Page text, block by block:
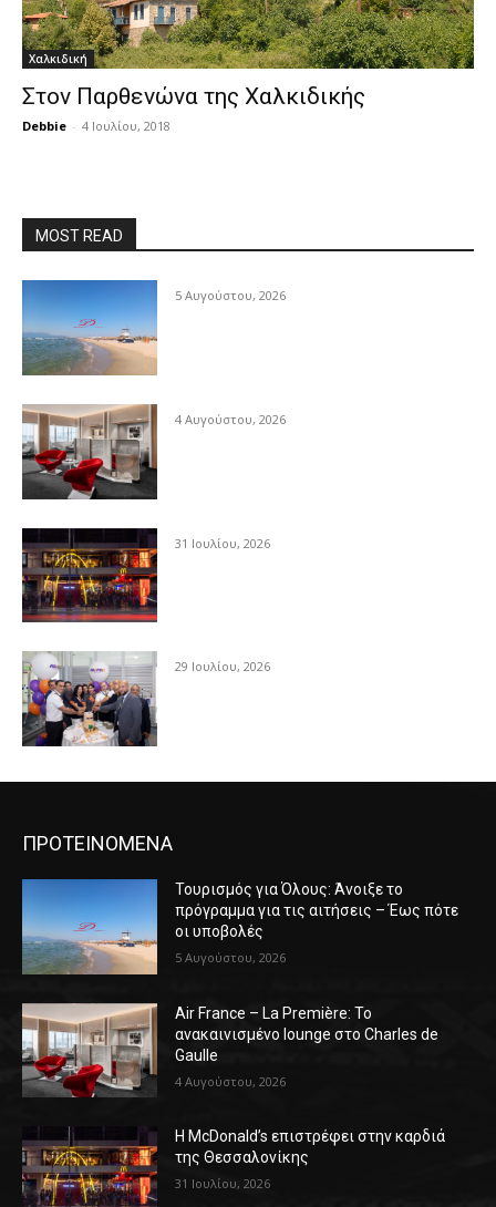
Χαλκιδική
Στον Παρθενώνα της Χαλκιδικής
Debbie - 4 Ιουλίου, 2018
MOST READ
5 Αυγούστου, 2026
4 Αυγούστου, 2026
31 Ιουλίου, 2026
29 Ιουλίου, 2026
ΠΡΟΤΕΙΝΟΜΕΝΑ
Τουρισμός για Όλους: Άνοιξε το
πρόγραμμα για τις αιτήσεις – Έως πότε
οι υποβολές
5 Αυγούστου, 2026
Air France – La Première: Το
ανακαινισμένο lounge στο Charles de
Gaulle
4 Αυγούστου, 2026
Η McDonald’s επιστρέφει στην καρδιά
της Θεσσαλονίκης
31 Ιουλίου, 2026